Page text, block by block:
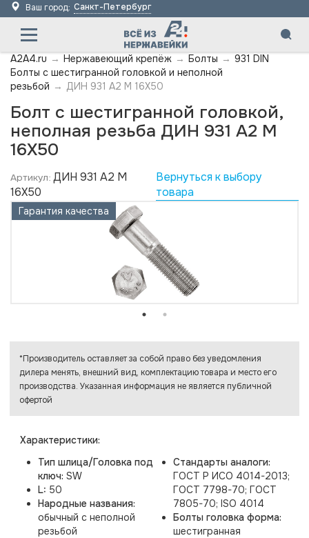
Ваш город: Санкт-Петербург
A2A4.ru → Нержавеющий крепёж → Болты → 931 DIN
Болты с шестигранной головкой и неполной
резьбой → ДИН 931 А2 M 16X50
Болт с шестигранной головкой,
неполная резьба ДИН 931 А2 M
16X50
Артикул: ДИН 931 А2 M
16X50
Вернуться к выбору
товара
Гарантия качества
Характеристики:
Тип шлица/Головка под
ключ: SW
L: 50
Народные названия:
обычный с неполной
резьбой
Стандарты аналоги:
ГОСТ Р ИСО 4014-2013;
ГОСТ 7798-70; ГОСТ
7805-70; ISO 4014
Болты головка форма:
шестигранная
*Производитель оставляет за собой право без уведомления
дилера менять, внешний вид, комплектацию товара и место его
производства. Указанная информация не является публичной
офертой